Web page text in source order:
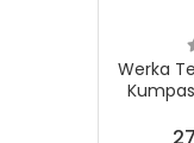
Werka